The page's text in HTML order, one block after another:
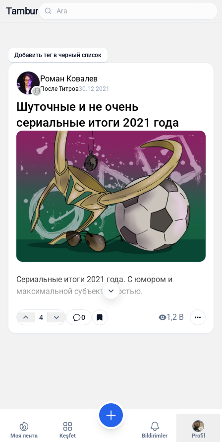
Tambur
Добавить тег в черный список
Роман Ковалев
После Титров30.12.2021
Шуточные и не очень
сериальные итоги 2021 года
Сериальные итоги 2021 года. С юмором и
максимальной субъективностью.
4 0 1,2 B
Моя лента Keşfet Bildirimler Profil